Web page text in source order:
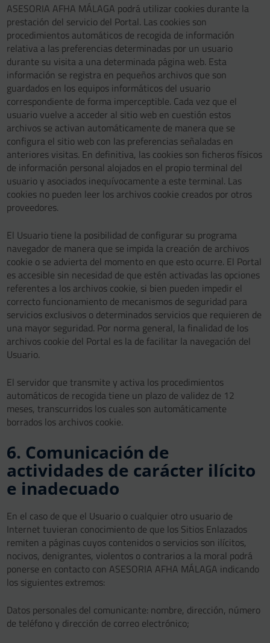
ASESORIA AFHA MÁLAGA podrá utilizar cookies durante la
prestación del servicio del Portal. Las cookies son
procedimientos automáticos de recogida de información
relativa a las preferencias determinadas por un usuario
durante su visita a una determinada página web. Esta
información se registra en pequeños archivos que son
guardados en los equipos informáticos del usuario
correspondiente de forma imperceptible. Cada vez que el
usuario vuelve a acceder al sitio web en cuestión estos
archivos se activan automáticamente de manera que se
configura el sitio web con las preferencias señaladas en
anteriores visitas. En definitiva, las cookies son ficheros físicos
de información personal alojados en el propio terminal del
usuario y asociados inequívocamente a este terminal. Las
cookies no pueden leer los archivos cookie creados por otros
proveedores.
El Usuario tiene la posibilidad de configurar su programa
navegador de manera que se impida la creación de archivos
cookie o se advierta del momento en que esto ocurre. El Portal
es accesible sin necesidad de que estén activadas las opciones
referentes a los archivos cookie, si bien pueden impedir el
correcto funcionamiento de mecanismos de seguridad para
servicios exclusivos o determinados servicios que requieren de
una mayor seguridad. Por norma general, la finalidad de los
archivos cookie del Portal es la de facilitar la navegación del
Usuario.
El servidor que transmite y activa los procedimientos
automáticos de recogida tiene un plazo de validez de 12
meses, transcurridos los cuales son automáticamente
borrados los archivos cookie.
6. Comunicación de
actividades de carácter ilícito
e inadecuado
En el caso de que el Usuario o cualquier otro usuario de
Internet tuvieran conocimiento de que los Sitios Enlazados
remiten a páginas cuyos contenidos o servicios son ilícitos,
nocivos, denigrantes, violentos o contrarios a la moral podrá
ponerse en contacto con ASESORIA AFHA MÁLAGA indicando
los siguientes extremos:
Datos personales del comunicante: nombre, dirección, número
de teléfono y dirección de correo electrónico;